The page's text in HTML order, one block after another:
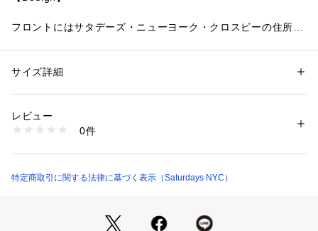
フロントにはサタデーズ・ニューヨーク・クロスビーの住所が
す。
シンプルで汎用性の高いTシャツ
性別：レディース
素材：コットン 100%
洗濯：洗濯機、漂白不可、タンブル乾燥不可、自然乾燥、アイロン仕上げ
可、ドライ不可、ウエットクリーニング可
商品番号：1095600000473 （モール）
サイズ詳細
レビュー
0件
特定商取引に関する法律に基づく表示（Saturdays NYC）